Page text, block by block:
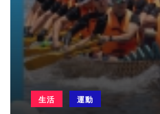
生活 運動